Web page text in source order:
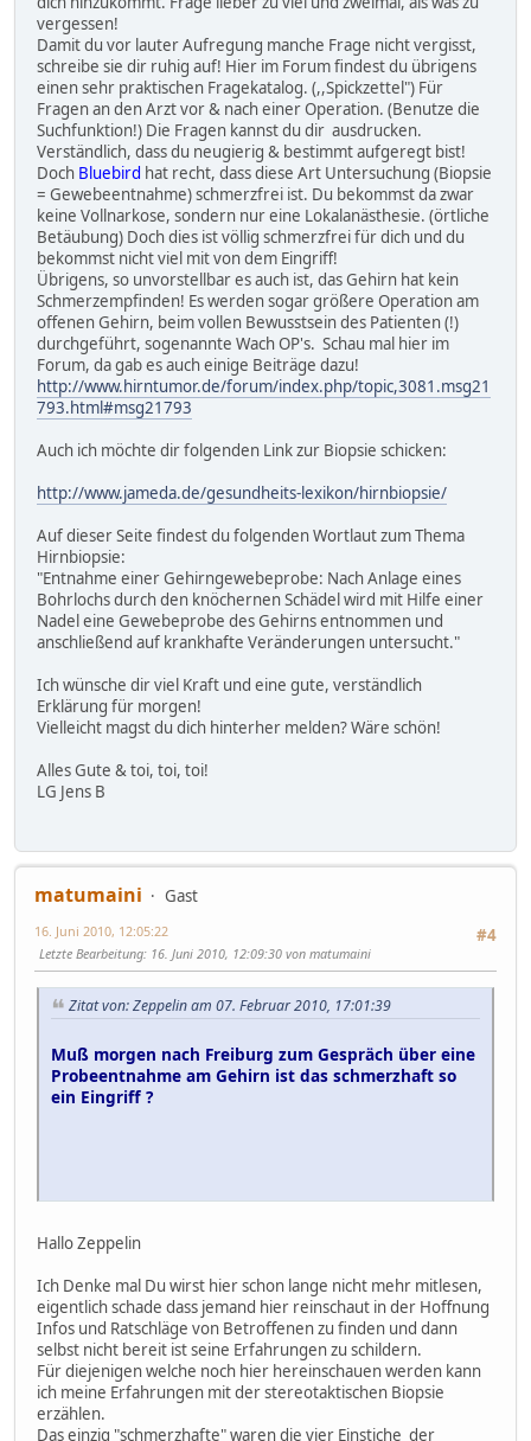
vergessen!
Damit du vor lauter Aufregung manche Frage nicht vergisst,
schreibe sie dir ruhig auf! Hier im Forum findest du übrigens
einen sehr praktischen Fragekatalog. (,,Spickzettel") Für
Fragen an den Arzt vor & nach einer Operation. (Benutze die
Suchfunktion!) Die Fragen kannst du dir ausdrucken.
Verständlich, dass du neugierig & bestimmt aufgeregt bist!
Doch Bluebird hat recht, dass diese Art Untersuchung (Biopsie
= Gewebeentnahme) schmerzfrei ist. Du bekommst da zwar
keine Vollnarkose, sondern nur eine Lokalanästhesie. (örtliche
Betäubung) Doch dies ist völlig schmerzfrei für dich und du
bekommst nicht viel mit von dem Eingriff!
Übrigens, so unvorstellbar es auch ist, das Gehirn hat kein
Schmerzempfinden! Es werden sogar größere Operation am
offenen Gehirn, beim vollen Bewusstsein des Patienten (!)
durchgeführt, sogenannte Wach OP's. Schau mal hier im
Forum, da gab es auch einige Beiträge dazu!
http://www.hirntumor.de/forum/index.php/topic,3081.msg21
793.html#msg21793
Auch ich möchte dir folgenden Link zur Biopsie schicken:
http://www.jameda.de/gesundheits-lexikon/hirnbiopsie/
Auf dieser Seite findest du folgenden Wortlaut zum Thema
Hirnbiopsie:
"Entnahme einer Gehirngewebeprobe: Nach Anlage eines
Bohrlochs durch den knöchernen Schädel wird mit Hilfe einer
Nadel eine Gewebeprobe des Gehirns entnommen und
anschließend auf krankhafte Veränderungen untersucht."
Ich wünsche dir viel Kraft und eine gute, verständlich
Erklärung für morgen!
Vielleicht magst du dich hinterher melden? Wäre schön!
Alles Gute & toi, toi, toi!
LG Jens B
matumaini
Gast
#4
16. Juni 2010, 12:05:22
Letzte Bearbeitung: 16. Juni 2010, 12:09:30 von matumaini
Zitat von: Zeppelin am 07. Februar 2010, 17:01:39
Muß morgen nach Freiburg zum Gespräch über eine
Probeentnahme am Gehirn ist das schmerzhaft so
ein Eingriff ?
Hallo Zeppelin
Ich Denke mal Du wirst hier schon lange nicht mehr mitlesen,
eigentlich schade dass jemand hier reinschaut in der Hoffnung
Infos und Ratschläge von Betroffenen zu finden und dann
selbst nicht bereit ist seine Erfahrungen zu schildern.
Für diejenigen welche noch hier hereinschauen werden kann
ich meine Erfahrungen mit der stereotaktischen Biopsie
erzählen.
Das einzig "schmerzhafte" waren die vier Einstiche der